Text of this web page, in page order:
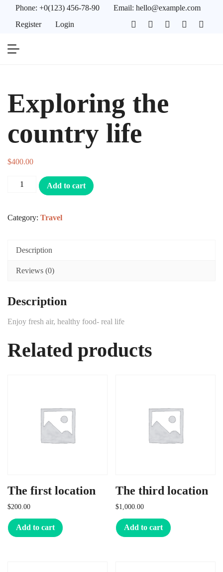
Phone: +0(123) 456-78-90 Email: hello@example.com
Register
Login
Exploring the
country life
$400.00
Add to cart
Category: Travel
Description
Reviews (0)
Description
Enjoy fresh air, healthy food- real life
Related products
The first location
$200.00
Add to cart
The third location
$1,000.00
Add to cart